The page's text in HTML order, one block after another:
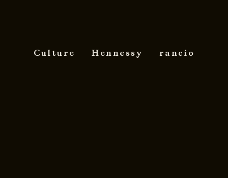
Culture Hennessy rancio